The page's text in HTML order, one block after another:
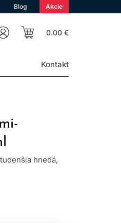
Blog Akcie
0.00 €
Kontakt
hnedá,